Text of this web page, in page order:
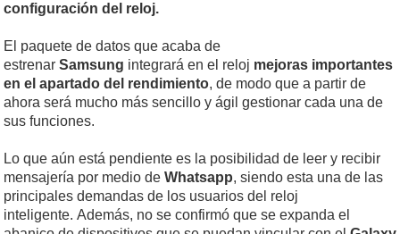
configuración del reloj.
El paquete de datos que acaba de
estrenar Samsung integrará en el reloj mejoras importantes
en el apartado del rendimiento, de modo que a partir de
ahora será mucho más sencillo y ágil gestionar cada una de
sus funciones.
Lo que aún está pendiente es la posibilidad de leer y recibir
mensajería por medio de Whatsapp, siendo esta una de las
principales demandas de los usuarios del reloj
inteligente. Además, no se confirmó que se expanda el